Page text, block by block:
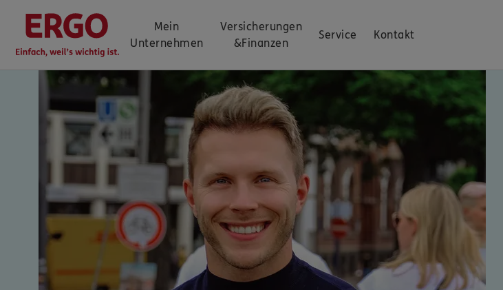
Mein
Unternehmen
Versicherungen
&Finanzen
Service Kontakt